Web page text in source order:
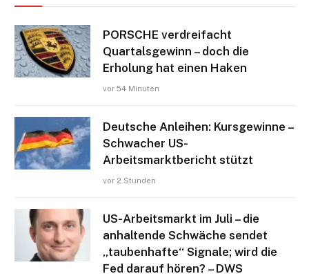
PORSCHE verdreifacht
Quartalsgewinn – doch die
Erholung hat einen Haken
vor 54 Minuten
Deutsche Anleihen: Kursgewinne –
Schwacher US-
Arbeitsmarktbericht stützt
vor 2 Stunden
US-Arbeitsmarkt im Juli – die
anhaltende Schwäche sendet
„taubenhafte“ Signale; wird die
Fed darauf hören? – DWS